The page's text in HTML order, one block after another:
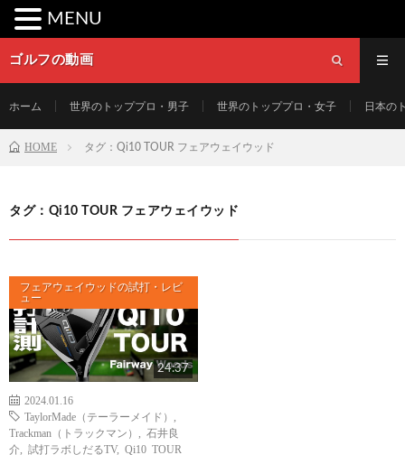
ゴルフの動画
ホーム 世界のトッププロ・男子 世界のトッププロ・女子 日本の
HOME タグ：Qi10 TOUR フェアウェイウッド
タグ：Qi10 TOUR フェアウェイウッド
フェアウェイウッドの試打・レビ
ュー
24:37
2024.01.16
TaylorMade（テーラーメイド）
Trackman（トラックマン）
石井良
介
試打ラボしだるTV, Qi10 TOUR
MENU